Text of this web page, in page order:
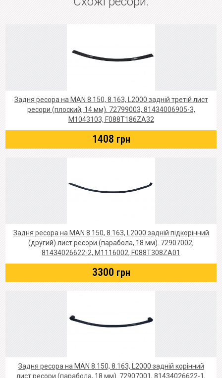
Задня ресора на MAN 8.150, 8.163, L2000 задній третій лист
ресори (плоский, 14 мм). 72799003, 81434006905-3,
M1043103, F088T186ZA32
1408 грн
Задня ресора на MAN 8.150, 8.163, L2000 задній підкорінний
(другий) лист ресори (парабола, 18 мм). 72907002,
81434026622-2, M1116002, F088T308ZA01
3300 грн
Задня ресора на MAN 8.150, 8.163, L2000 задній корінний
лист ресори (парабола, 18 мм). 72907001, 81434026622-1,